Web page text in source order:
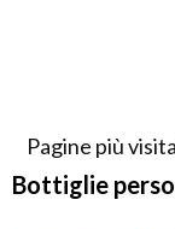
Pagine più
Bottiglie